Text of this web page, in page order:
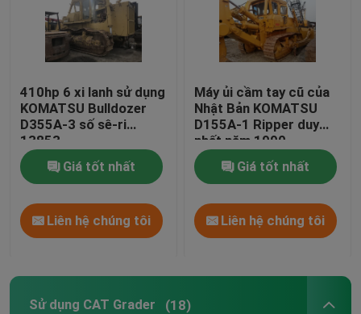
410hp 6 xi lanh sử dụng
KOMATSU Bulldozer
D355A-3 số sê-ri
13853
Giá tốt nhất
Liên hệ chúng tôi
Máy ủi cầm tay cũ của
Nhật Bản KOMATSU
D155A-1 Ripper duy
nhất năm 1990
Giá tốt nhất
Liên hệ chúng tôi
Sử dụng CAT Grader (18)